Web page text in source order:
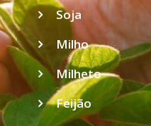
Soja
Milho
Milheto
Feijão